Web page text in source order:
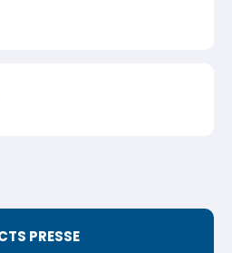
PRESSE